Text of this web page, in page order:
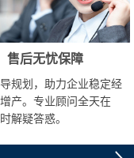
售后无忧保障
规划，助力企业稳定经
产。专业顾问全天在
解疑答惑。